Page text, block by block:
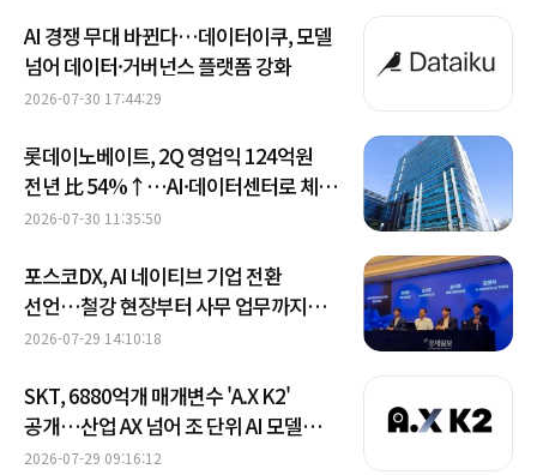
AI 경쟁 무대 바뀐다…데이터이쿠, 모델
넘어 데이터·거버넌스 플랫폼 강화
2026-07-30 17:44:29
롯데이노베이트, 2Q 영업익 124억원
전년 比 54%↑…AI·데이터센터로 체질
개선 속도
2026-07-30 11:35:50
포스코DX, AI 네이티브 기업 전환
선언…철강 현장부터 사무 업무까지
AI화
2026-07-29 14:10:18
SKT, 6880억개 매개변수 'A.X K2'
공개…산업 AX 넘어 조 단위 AI 모델
간다
2026-07-29 09:16:12